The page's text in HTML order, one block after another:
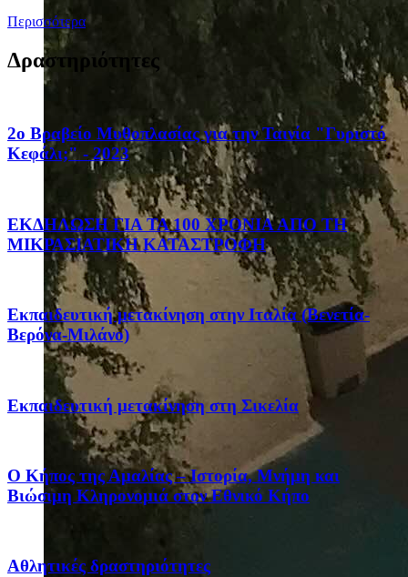
Περισσότερα
Δραστηριότητες
2ο Βραβείο Μυθοπλασίας για την Ταινία "Γυριστό
Κεφάλι;" - 2023
ΕΚΔΗΛΩΣΗ ΓΙΑ ΤΑ 100 ΧΡΟΝΙΑ ΑΠΟ ΤΗ
ΜΙΚΡΑΣΙΑΤΙΚΗ ΚΑΤΑΣΤΡΟΦΗ
Eκπαιδευτική μετακίνηση στην Ιταλία (Βενετία-
Βερόνα-Μιλάνο)
Eκπαιδευτική μετακίνηση στη Σικελία
Ο Κήπος της Αμαλίας – Ιστορία, Μνήμη και
Βιώσιμη Κληρονομιά στον Εθνικό Κήπο
Αθλητικές δραστηριότητες